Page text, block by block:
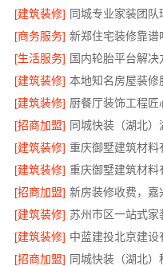
[建筑装修]
[商务服务]
[生活服务]
[建筑装修]
[建筑装修] 厨餐厅装饰工程
[招商加盟] 同城快装（湖北
[建筑装修]
[建筑装修] 重庆御墅建筑材料
[招商加盟] 新房装修收费，嘉
[建筑装修] 苏州市区一站式
[建筑装修]
[招商加盟]